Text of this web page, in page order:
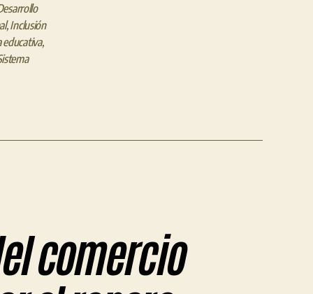
,Inclusión
educativa,
comercio